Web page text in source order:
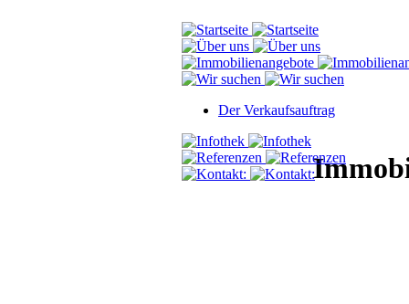
Der Verkaufsauftrag